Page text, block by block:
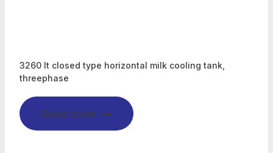
3260 lt closed type horizontal milk cooling tank,
threephase
Read more